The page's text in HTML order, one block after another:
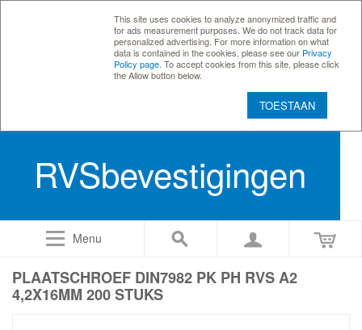
This site uses cookies to analyze anonymized traffic and
for ads measurement purposes. We do not track data for
personalized advertising. For more information on what
data is contained in the cookies, please see our Privacy
Policy page . To accept cookies from this site, please click
the Allow button below.
TOESTAAN
RVSbevestigingen
Menu
PLAATSCHROEF DIN7982 PK PH RVS A2
4,2X16MM 200 STUKS